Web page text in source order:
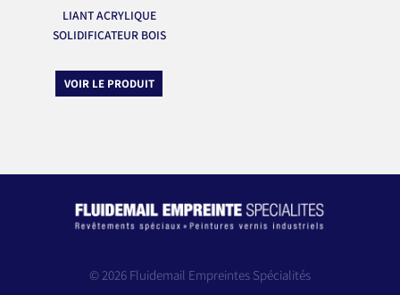
LIANT ACRYLIQUE
SOLIDIFICATEUR BOIS
VOIR LE PRODUIT
© 2026 Fluidemail Empreintes Spécialités